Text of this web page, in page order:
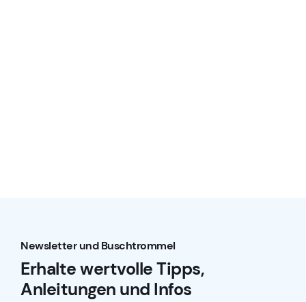
Newsletter und Buschtrommel
Erhalte wertvolle Tipps,
Anleitungen und Infos